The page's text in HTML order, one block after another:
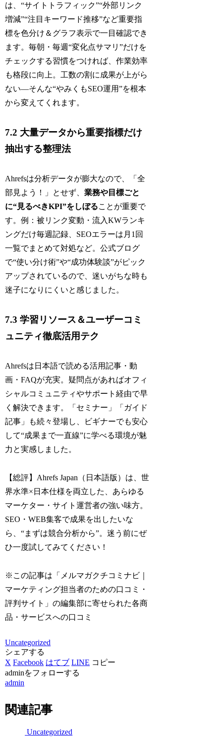
は、“サイトトラフィック”“外部リンク
増減”“注目キーワード推移”など重要指
標を色分け＆グラフ表示で一目確認でき
ます。毎朝・毎週“変化点サマリ”だけを
チェックする習慣をつければ、作業効率
も格段に向上。工数の割に成果が上がら
ない―そんな“やみくもSEO運用”を根本
から変えてくれます。
7.2 大量データから重要指標だけ
抽出する整理法
Ahrefsは分析データが膨大なので、「全
部見よう！」とせず、業務や目標ごと
に“見るべきKPI”をしぼることが重要で
す。例：被リンク変動・流入KWランキ
ングだけ毎週記録、SEOエラーは月1回
一覧でまとめて対処など。公式ブログ
で“使い分け術”や“成功体験談”がピック
アップされているので、迷いがちな時も
迷子になりにくいと感じました。
7.3 学習リソース＆ユーザーコミ
ュニティ徹底活用テク
Ahrefsは日本語で読める活用記事・動
画・FAQが充実。疑問点があればオフィ
シャルコミュニティやサポート経由で早
く解決できます。「セミナー」「ガイド
記事」も続々登場し、ビギナーでも安心
して“成果まで一直線”に学べる環境が魅
力と実感しました。
【総評】Ahrefs Japan（日本語版）は、世
界水準×日本仕様を両立した、あらゆる
マーケター・サイト運営者の強い味方。
SEO・WEB集客で成果を出したいな
ら、“まずは競合分析から”。迷う前にぜ
ひ一度試してみてください！
※この記事は「メルマガクチコミナビ｜
マーケティング担当者のための口コミ・
評判サイト」の編集部に寄せられた各商
品・サービスへの口コミ
Uncategorized
シェアする
X Facebook はてブ LINE コピー
adminをフォローする
admin
関連記事
Uncategorized